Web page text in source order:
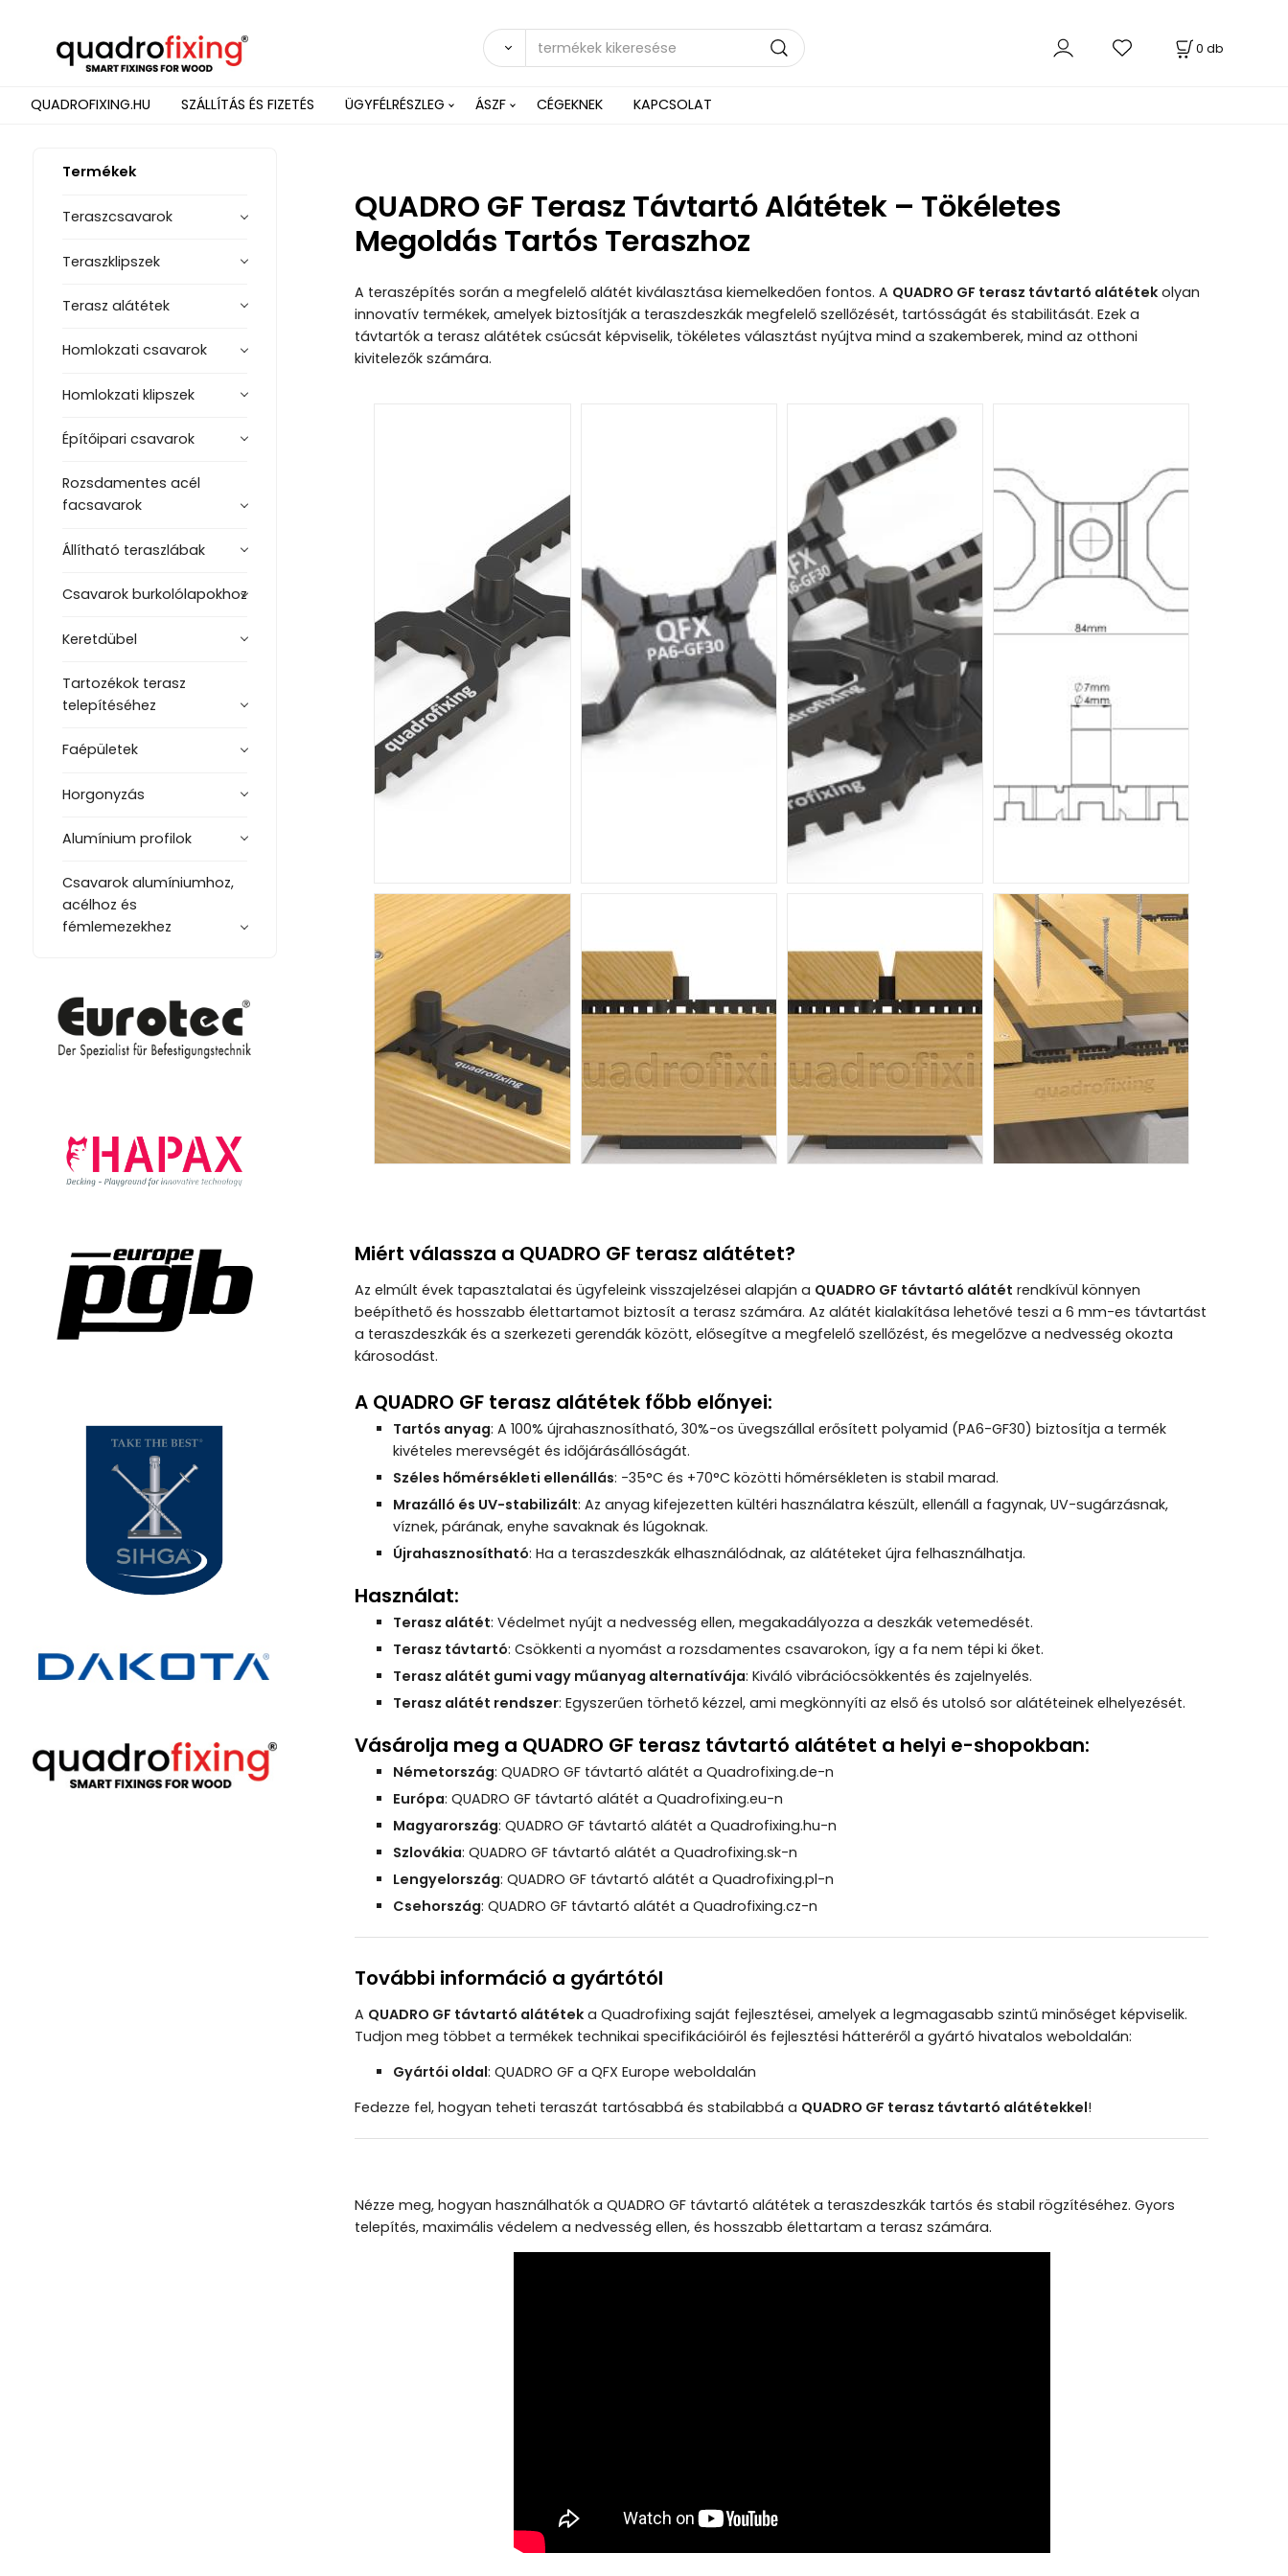
0 db
QUADROFIXING.HU SZÁLLÍTÁS ÉS FIZETÉS ÜGYFÉLRÉSZLEG ÁSZF CÉGEKNEK KAPCSOLAT
Termékek
Teraszcsavarok
Teraszklipszek
Terasz alátétek
Homlokzati csavarok
Homlokzati klipszek
Építőipari csavarok
Rozsdamentes acél
facsavarok
Állítható teraszlábak
Csavarok burkolólapokhoz
Keretdübel
Tartozékok terasz
telepítéséhez
Faépületek
Horgonyzás
Alumínium profilok
Csavarok alumíniumhoz,
acélhoz és
fémlemezekhez
QUADRO GF Terasz Távtartó Alátétek – Tökéletes
Megoldás Tartós Teraszhoz
A teraszépítés során a megfelelő alátét kiválasztása kiemelkedően fontos. A QUADRO GF terasz távtartó alátétek olyan
innovatív termékek, amelyek biztosítják a teraszdeszkák megfelelő szellőzését, tartósságát és stabilitását. Ezek a
távtartók a terasz alátétek csúcsát képviselik, tökéletes választást nyújtva mind a szakemberek, mind az otthoni
kivitelezők számára.
Miért válassza a QUADRO GF terasz alátétet?
Az elmúlt évek tapasztalatai és ügyfeleink visszajelzései alapján a QUADRO GF távtartó alátét rendkívül könnyen
beépíthető és hosszabb élettartamot biztosít a terasz számára. Az alátét kialakítása lehetővé teszi a 6 mm-es távtartást
a teraszdeszkák és a szerkezeti gerendák között, elősegítve a megfelelő szellőzést, és megelőzve a nedvesség okozta
károsodást.
A QUADRO GF terasz alátétek főbb előnyei:
Tartós anyag: A 100% újrahasznosítható, 30%-os üvegszállal erősített polyamid (PA6-GF30) biztosítja a termék
kivételes merevségét és időjárásállóságát.
Széles hőmérsékleti ellenállás: -35°C és +70°C közötti hőmérsékleten is stabil marad.
Mrazálló és UV-stabilizált: Az anyag kifejezetten kültéri használatra készült, ellenáll a fagynak, UV-sugárzásnak,
víznek, párának, enyhe savaknak és lúgoknak.
Újrahasznosítható: Ha a teraszdeszkák elhasználódnak, az alátéteket újra felhasználhatja.
Használat:
Terasz alátét: Védelmet nyújt a nedvesség ellen, megakadályozza a deszkák vetemedését.
Terasz távtartó: Csökkenti a nyomást a rozsdamentes csavarokon, így a fa nem tépi ki őket.
Terasz alátét gumi vagy műanyag alternatívája: Kiváló vibrációcsökkentés és zajelnyelés.
Terasz alátét rendszer: Egyszerűen törhető kézzel, ami megkönnyíti az első és utolsó sor alátéteinek elhelyezését.
Vásárolja meg a QUADRO GF terasz távtartó alátétet a helyi e-shopokban:
Németország:QUADRO GF távtartó alátét a Quadrofixing.de-n
Európa:QUADRO GF távtartó alátét a Quadrofixing.eu-n
Magyarország:QUADRO GF távtartó alátét a Quadrofixing.hu-n
Szlovákia:QUADRO GF távtartó alátét a Quadrofixing.sk-n
Lengyelország:QUADRO GF távtartó alátét a Quadrofixing.pl-n
Csehország:QUADRO GF távtartó alátét a Quadrofixing.cz-n
További információ a gyártótól
A QUADRO GF távtartó alátétek a Quadrofixing saját fejlesztései, amelyek a legmagasabb szintű minőséget képviselik.
Tudjon meg többet a termékek technikai specifikációiról és fejlesztési hátteréről a gyártó hivatalos weboldalán:
Gyártói oldal:QUADRO GF a QFX Europe weboldalán
Fedezze fel, hogyan teheti teraszát tartósabbá és stabilabbá a QUADRO GF terasz távtartó alátétekkel!
Nézze meg, hogyan használhatók a QUADRO GF távtartó alátétek a teraszdeszkák tartós és stabil rögzítéséhez. Gyors
telepítés, maximális védelem a nedvesség ellen, és hosszabb élettartam a terasz számára.